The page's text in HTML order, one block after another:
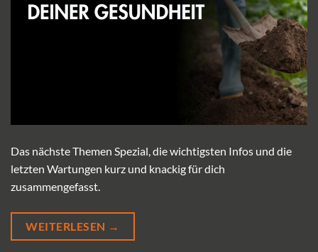
Das nächste Themen Spezial, die wichtigsten Infos und die
letzten Wartungen kurz und knackig für dich
zusammengefasst.
WEITERLESEN →